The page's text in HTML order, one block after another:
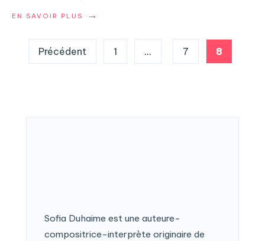
EN SAVOIR PLUS →
Pagination
des
Précédent 1 … 7 8
Sofia Duhaime est une auteure-
compositrice-interprète originaire de